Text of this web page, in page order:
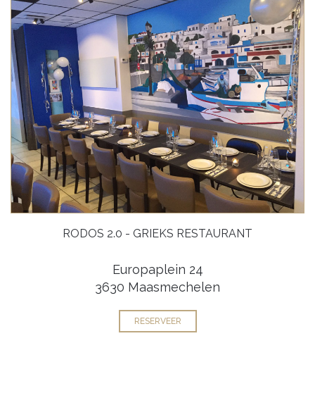
RODOS 2.0 - GRIEKS RESTAURANT
Europaplein 24
3630 Maasmechelen
RESERVEER